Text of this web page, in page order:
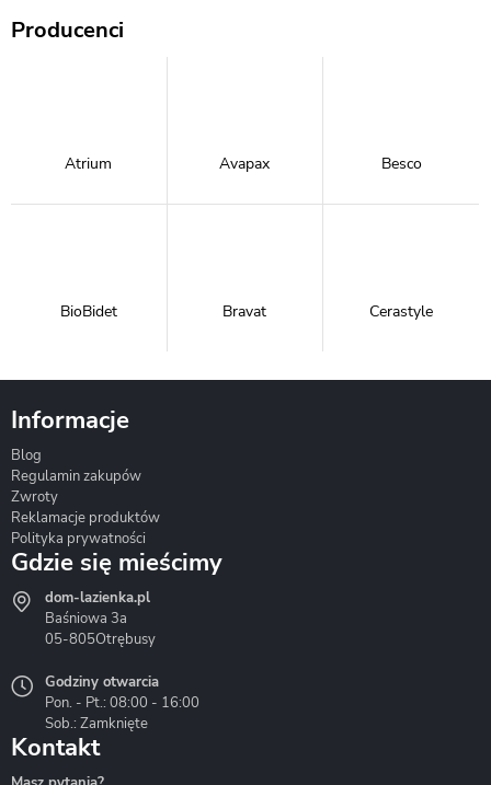
Producenci
Atrium Avapax Besco
BioBidet Bravat Cerastyle
Hydrostop
Liveno
Informacje
Blog
Regulamin zakupów
Zwroty
Reklamacje produktów
Polityka prywatności
Gdzie się mieścimy
dom-lazienka.pl
Baśniowa 3a
05-805Otrębusy
Godziny otwarcia
Pon. - Pt.: 08:00 - 16:00
Sob.: Zamknięte
Kontakt